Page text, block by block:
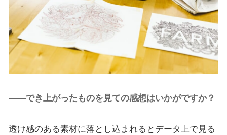
――でき上がったものを見ての感想はいかがですか？
透け感のある素材に落とし込まれるとデータ上で見る